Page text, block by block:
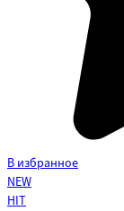
В избранное
NEW
HIT